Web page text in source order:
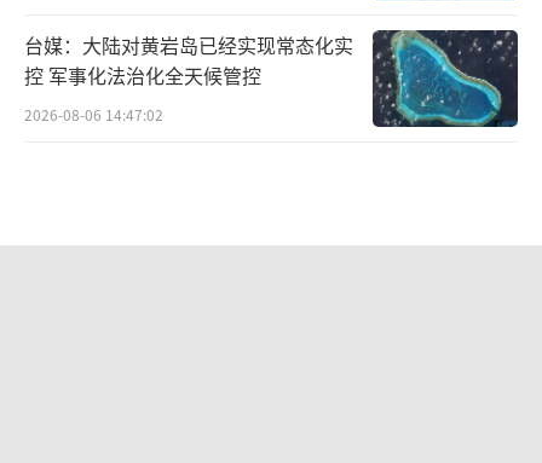
台媒：大陆对黄岩岛已经实现常态化实
控 军事化法治化全天候管控
2026-08-06 14:47:02